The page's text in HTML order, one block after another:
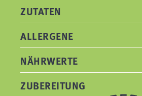
ZUTATEN
ALLERGENE
NÄHRWERTE
ZUBEREITUNG